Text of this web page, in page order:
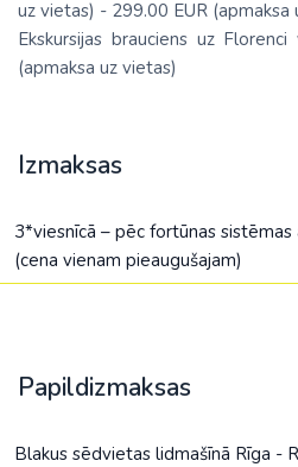
uz vietas) - 299.00 EUR (apmaksa
Ekskursijas brauciens uz
(apmaksa uz vietas)
Izmaksas
3*viesnīcā – pēc fortūnas sistēmas
(cena vienam pieaugušajam)
Papildizmaksas
Blakus sēdvietas lidmašīnā Rīga -